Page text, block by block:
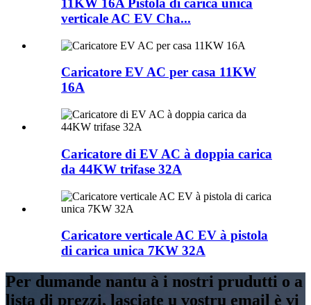
11KW 16A Pistola di carica unica
verticale AC EV Cha...
Caricatore EV AC per casa 11KW
16A
Caricatore di EV AC à doppia carica
da 44KW trifase 32A
Caricatore verticale AC EV à pistola
di carica unica 7KW 32A
Per dumande nantu à i nostri prudutti o a
lista di prezzi, lasciate u vostru email è vi